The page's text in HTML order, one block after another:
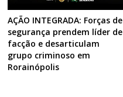
AÇÃO INTEGRADA: Forças de
segurança prendem líder de
facção e desarticulam
grupo criminoso em
Rorainópolis